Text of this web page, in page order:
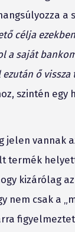
a
célja
a saját
ő vissza
szintén egy
jelen
termék
kizárólag
nem csak a